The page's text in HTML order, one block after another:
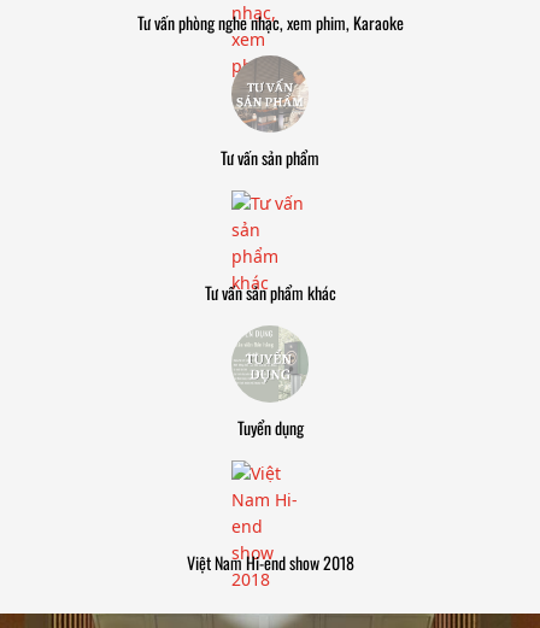
Tư vấn phòng nghe nhạc, xem phim, Karaoke
Tư vấn sản phẩm
Tư vấn sản phẩm khác
Tuyển dụng
Việt Nam Hi-end show 2018